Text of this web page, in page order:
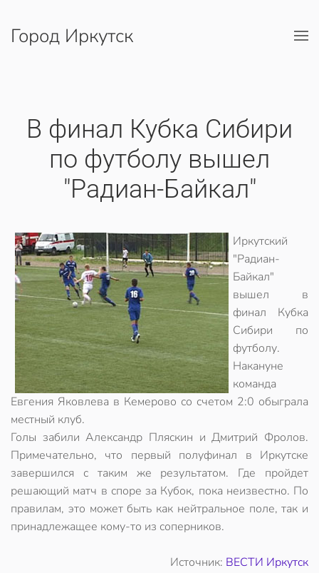
Перейти к содержимому
Город Иркутск
В финал Кубка Сибири
по футболу вышел
"Радиан-Байкал"
Иркутский
"Радиан-
Байкал"
вышел в
финал Кубка
Сибири по
футболу.
Накануне
команда
Евгения Яковлева в Кемерово со счетом 2:0 обыграла
местный клуб.
Голы забили Александр Пляскин и Дмитрий Фролов.
Примечательно, что первый полуфинал в Иркутске
завершился с таким же результатом. Где пройдет
решающий матч в споре за Кубок, пока неизвестно. По
правилам, это может быть как нейтральное поле, так и
принадлежащее кому-то из соперников.
Источник: ВЕСТИ Иркутск